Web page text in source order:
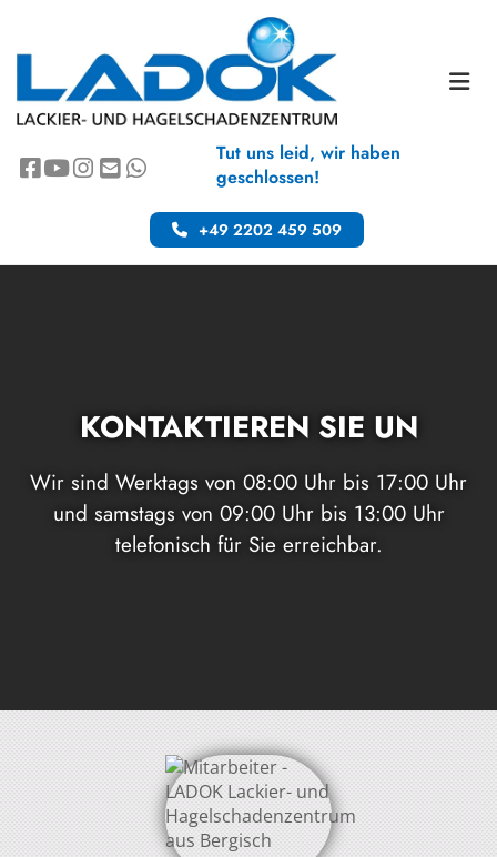
Tut uns leid, wir haben
geschlossen!
+49 2202 459 509
KONTAKTIEREN SIE UN
Wir sind Werktags von 08:00 Uhr bis 17:00 Uhr
und samstags von 09:00 Uhr bis 13:00 Uhr
telefonisch für Sie erreichbar.